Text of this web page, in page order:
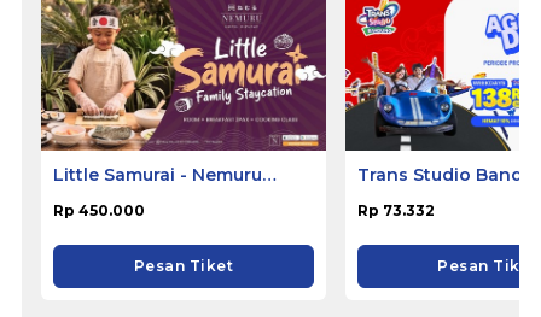
Little Samurai - Nemuru
Rp 450.000
Pesan Tiket
Trans Studio
Rp 73.332
Pesan Tiket